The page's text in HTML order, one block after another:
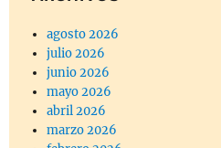
agosto 2026
julio 2026
junio 2026
mayo 2026
abril 2026
marzo 2026